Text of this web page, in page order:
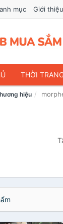
mục Giới thiệu
THỜI
& PHỤ KIỆN
hiệu